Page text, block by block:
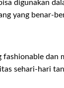
digunakan
yang benar-
dan
sehari-hari